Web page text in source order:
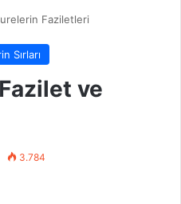
Faziletleri
Sırları
ve
3.784